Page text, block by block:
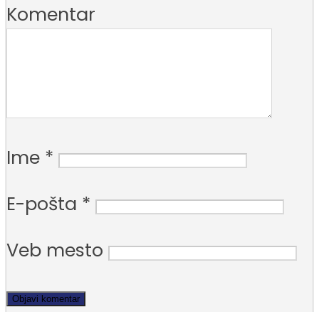
Komentar
Ime *
E-pošta *
Veb mesto